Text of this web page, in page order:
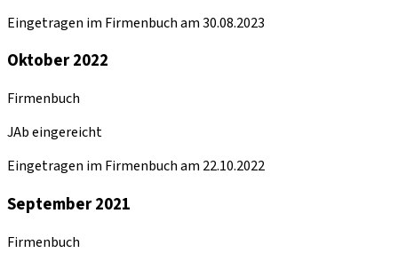
Eingetragen im Firmenbuch am 30.08.2023
Oktober 2022
Firmenbuch
JAb eingereicht
Eingetragen im Firmenbuch am 22.10.2022
September 2021
Firmenbuch